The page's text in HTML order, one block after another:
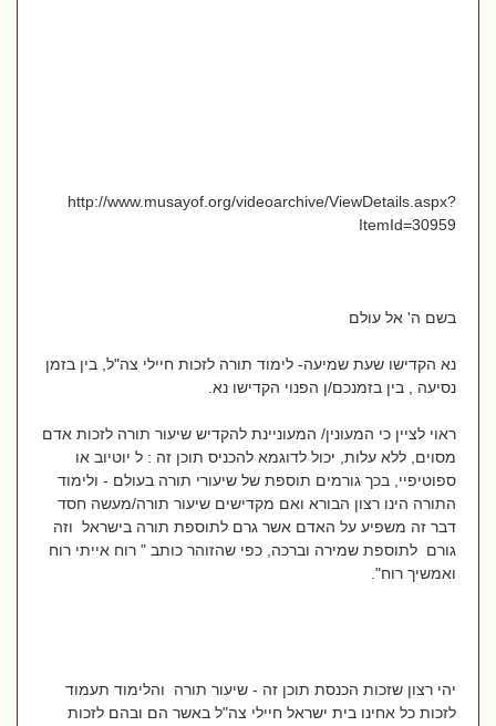
http://www.musayof.org/videoarchive/ViewDetails.aspx?
ItemId=30959
בשם ה' אל עולם
נא הקדישו שעת שמיעה- לימוד תורה לזכות חיילי צה"ל, בין בזמן
נסיעה , בין בזמנכם/ן הפנוי הקדישו נא.
ראוי לציין כי המעונין/ המעוניינת להקדיש שיעור תורה לזכות אדם
מסוים, ללא עלות, יכול לדוגמא להכניס תוכן זה : ל יוטיוב או
ספוטיפיי, בכך גורמים תוספת של שיעורי תורה בעולם - ולימוד
התורה הינו רצון הבורא ואם מקדישים שיעור תורה/מעשה חסד
דבר זה משפיע על האדם אשר גרם לתוספת תורה בישראל וזה
גורם לתוספת שמירה וברכה, כפי שהזוהר כותב " רוח אייתי רוח
ואמשיך רוח".
יהי רצון שזכות הכנסת תוכן זה - שיעור תורה והלימוד תעמוד
לזכות כל אחינו בית ישראל חיילי צה"ל באשר הם ובהם לזכות